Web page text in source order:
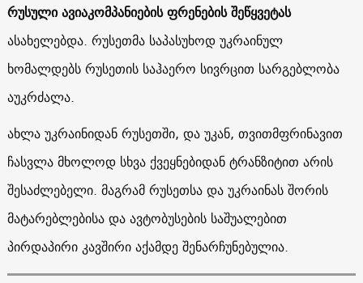
რუსული ავიაკომპანიების ფრენების შეწყვეტას
ასახელებდა. რუსეთმა საპასუხოდ უკრაინულ
ხომალდებს რუსეთის საჰაერო სივრცით სარგებლობა
აუკრძალა.
ახლა უკრაინიდან რუსეთში, და უკან, თვითმფრინავით
ჩასვლა მხოლოდ სხვა ქვეყნებიდან ტრანზიტით არის
შესაძლებელი. მაგრამ რუსეთსა და უკრაინას შორის
მატარებლებისა და ავტობუსების საშუალებით
პირდაპირი კავშირი აქამდე შენარჩუნებულია.